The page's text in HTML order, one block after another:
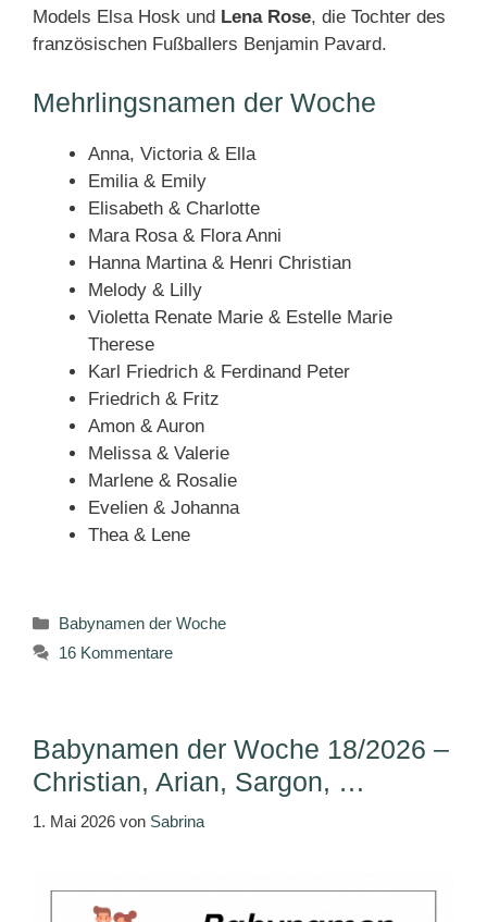
Models Elsa Hosk und Lena Rose, die Tochter des
französischen Fußballers Benjamin Pavard.
Mehrlingsnamen der Woche
Anna, Victoria & Ella
Emilia & Emily
Elisabeth & Charlotte
Mara Rosa & Flora Anni
Hanna Martina & Henri Christian
Melody & Lilly
Violetta Renate Marie & Estelle Marie
Therese
Karl Friedrich & Ferdinand Peter
Friedrich & Fritz
Amon & Auron
Melissa & Valerie
Marlene & Rosalie
Evelien & Johanna
Thea & Lene
Kategorien
Babynamen der Woche
16 Kommentare
Babynamen der Woche 18/2026 –
Christian, Arian, Sargon, …
1. Mai 2026 von Sabrina